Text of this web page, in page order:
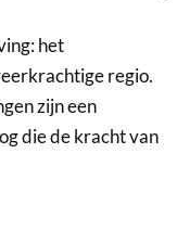
het
regio.
zijn een
die de kracht van